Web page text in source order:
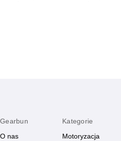
Gearbun
O nas
Kategorie
Motoryzacja